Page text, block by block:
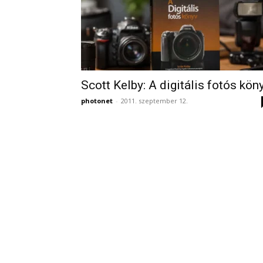
Scott Kelby: A digitális fotós
photonet - 2011. szeptember 12.